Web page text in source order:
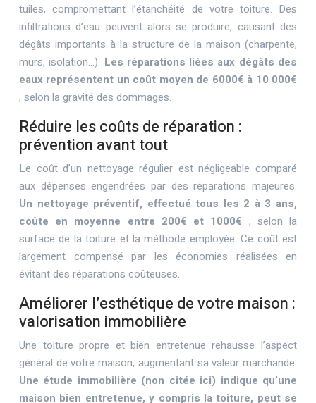
tuiles, compromettant l’étanchéité de votre toiture. Des
infiltrations d’eau peuvent alors se produire, causant des
dégâts importants à la structure de la maison (charpente,
murs, isolation…). Les réparations liées aux dégâts des
eaux représentent un coût moyen de 6000€ à 10 000€
, selon la gravité des dommages.
Réduire les coûts de réparation :
prévention avant tout
Le coût d’un nettoyage régulier est négligeable comparé
aux dépenses engendrées par des réparations majeures.
Un nettoyage préventif, effectué tous les 2 à 3 ans,
coûte en moyenne entre 200€ et 1000€ , selon la
surface de la toiture et la méthode employée. Ce coût est
largement compensé par les économies réalisées en
évitant des réparations coûteuses.
Améliorer l’esthétique de votre maison :
valorisation immobilière
Une toiture propre et bien entretenue rehausse l’aspect
général de votre maison, augmentant sa valeur marchande.
Une étude immobilière (non citée ici) indique qu’une
maison bien entretenue, y compris la toiture, peut se